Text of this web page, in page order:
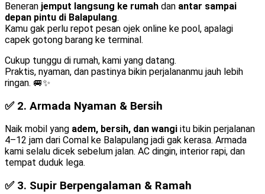
Beneran jemput langsung ke rumah dan antar sampai
depan pintu di Balapulang.
Kamu gak perlu repot pesan ojek online ke pool, apalagi
capek gotong barang ke terminal.
Cukup tunggu di rumah, kami yang datang.
Praktis, nyaman, dan pastinya bikin perjalananmu jauh lebih
ringan. 🚐✨
✅ 2. Armada Nyaman & Bersih
Naik mobil yang adem, bersih, dan wangi itu bikin perjalanan
4–12 jam dari Comal ke Balapulang jadi gak kerasa. Armada
kami selalu dicek sebelum jalan. AC dingin, interior rapi, dan
tempat duduk lega.
✅ 3. Supir Berpengalaman & Ramah